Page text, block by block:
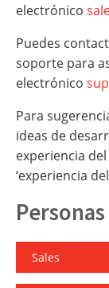
electrónico
Puedes
soporte para
electrónico
Para
ideas de
experiencia
‘experiencia
Sales